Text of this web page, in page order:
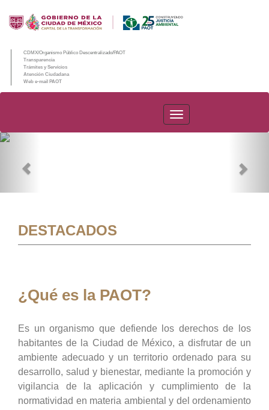
CDMX/Organismo Público Descentralizado/PAOT
Transparencia
Trámites y Servicios
Atención Ciudadana
Web e-mail PAOT
PAOT
DESTACADOS
¿Qué es la PAOT?
Es un organismo que defiende los derechos de los
habitantes de la Ciudad de México, a disfrutar de un
ambiente adecuado y un territorio ordenado para su
desarrollo, salud y bienestar, mediante la promoción y
vigilancia de la aplicación y cumplimiento de la
normatividad en materia ambiental y del ordenamiento